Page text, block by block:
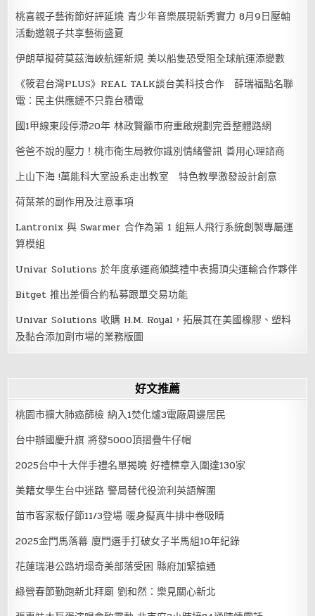
桃喜親子藝術節好評延燒 青少年音樂展現新秀實力 8月9日壓軸
活動邀親子共享藝術盛夏
伊朗草擬荷莫茲海峽航運新規 美以船隻恐受阻全球航運添變數
《筱君台灣PLUS》REAL TALK談台美科技合作 薛瑞福點名聯
電：民主供應鏈不只靠台積電
國1甲線東段停滯20年 林政賢籲市府重啟規劃完善整體路網
爸爸不說的壓力！桃市衛生局教你識別情緒警訊 善用心理諮商
上山下海 !萬能科大室設系走出教室 特色教學激發設計創意
荷葉茶的副作用及注意事項
Lantronix 與 Swarmer 合作為第 1 組無人飛行系統創製專屬運
算模組
Univar Solutions 於年度承運商頒獎禮中表揚頂尖運輸合作夥伴
Bitget 推出差價合約私募跟單交易功能
Univar Solutions 收購 H.M. Royal，拓展其在美國橡膠、塑料
及黏合添加劑市場的業務版圖
好文推薦
桃園市擴大肺癌篩檢 納入1焚化爐3電廠周邊居民
台中辦國慶升旗 將發5000頂摺疊牛仔帽
2025台中十大伴手禮名單揭曉 好禮標章入圍達130家
美籍女學生台中迷路 警局替代役流利英語解圍
苗市客家粄仔節11/3登場 暖身擬真牛排中卷吸睛
2025金門馬落幕 廈門選手打破女子半馬組10年紀錄
花蓮瑞港公路坍塌奇美部落受困 縣府加緊搶通
綠營春節勤跑新北拜廟 劉和然：樂見關心新北